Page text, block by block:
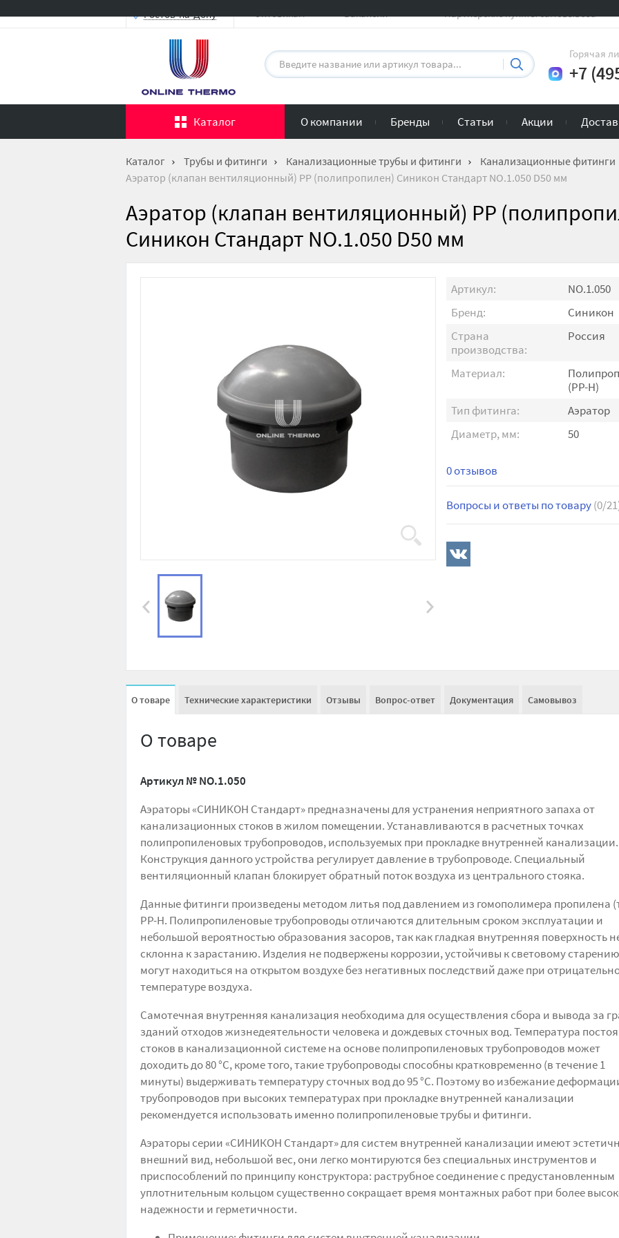
Ростов-на-Дону Оптовикам Вакансии Партнерские пункты самовывоза
Горячая
+7
Каталог О компании Бренды Статьи Акции
Каталог Трубы и фитинги Канализационные трубы и фитинги
Канализационные фитинги
Аэратор (клапан вентиляционный) PP (полипропилен) Синикон Стандарт NO.1.050 D50 мм
Аэратор (клапан вентиляционный) PP
Синикон Стандарт NO.1.050 D50 мм
Артикул:
NO.1.050
Бренд:
Синикон
Страна
производства:
Россия
Материал:
(PP-H)
Тип фитинга:
Аэратор
Диаметр, мм:
50
0 отзывов
Вопросы и ответы по товару(0/
О товаре Технические характеристики Отзывы Вопрос-ответ Документация Самовывоз
О товаре
Артикул №NO.1.050
Аэраторы «СИНИКОН Стандарт» предназначены для устранения неприятного запаха от
канализационных стоков в жилом помещении. Устанавливаются в расчетных точках
полипропиленовых трубопроводов, используемых при прокладке внутренней канализации.
Конструкция данного устройства регулирует давление в трубопроводе. Специальный
вентиляционный клапан блокирует обратный поток воздуха из центрального стояка.
Данные фитинги произведены методом литья под давлением из гомополимера пропилена
PP-H. Полипропиленовые трубопроводы отличаются длительным сроком эксплуатации и
небольшой вероятностью образования засоров, так как гладкая внутренняя поверхность
склонна к зарастанию. Изделия не подвержены коррозии, устойчивы к световому
могут находиться на открытом воздухе без негативных последствий даже при
температуре воздуха.
Самотечная внутренняя канализация необходима для осуществления сбора и вывода за
зданий отходов жизнедеятельности человека и дождевых сточных вод. Температура
стоков в канализационной системе на основе полипропиленовых трубопроводов может
доходить до 80 °С, кроме того, такие трубопроводы способны кратковременно (в течение 1
минуты) выдерживать температуру сточных вод до 95 °С. Поэтому во избежание
трубопроводов при высоких температурах при прокладке внутренней канализации
рекомендуется использовать именно полипропиленовые трубы и фитинги.
Аэраторы серии «СИНИКОН Стандарт» для систем внутренней канализации имеют
внешний вид, небольшой вес, они легко монтируются без специальных инструментов и
приспособлений по принципу конструктора: раструбное соединение с предустановленным
уплотнительным кольцом существенно сокращает время монтажных работ при более
надежности и герметичности.